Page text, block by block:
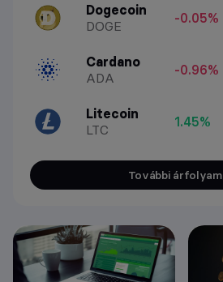
Dogecoin
DOGE
-0.05%
Cardano
ADA
-0.96%
Litecoin
LTC
1.45%
További